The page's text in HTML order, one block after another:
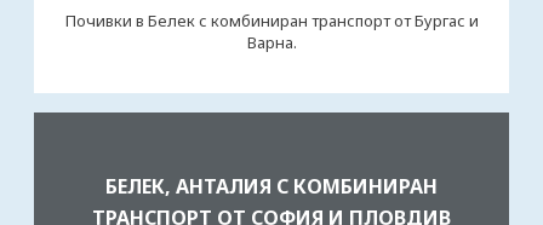
Почивки в Белек с комбиниран транспорт от Бургас и
Варна.
БЕЛЕК, АНТАЛИЯ С КОМБИНИРАН
ТРАНСПОРТ ОТ СОФИЯ И ПЛОВДИВ